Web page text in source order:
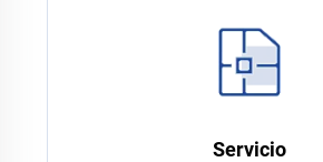
Servicio